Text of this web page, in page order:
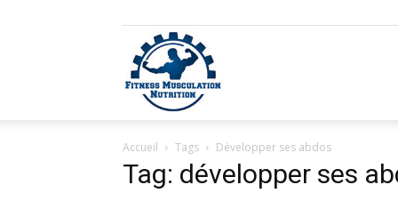
Musculation
Accueil Tags Développer ses abdos
Tag: développer ses